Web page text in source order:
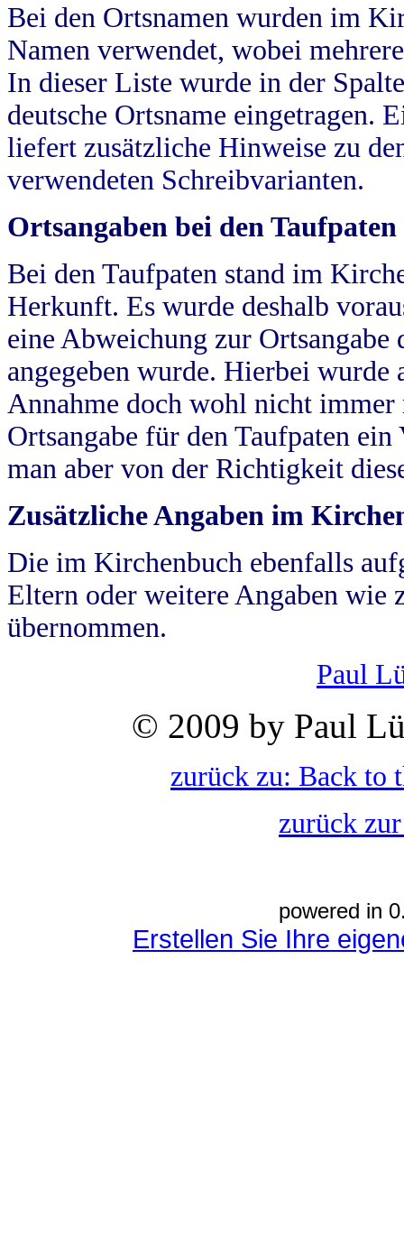
Bei den Ortsnamen wurden im
Namen verwendet, wobei
In dieser Liste wurde in der
deutsche Ortsname eingetragen.
liefert zusätzliche Hinweise zu
verwendeten Schreibvarianten.
Ortsangaben bei den Taufpaten
Bei den Taufpaten stand im
Herkunft. Es wurde deshalb
eine Abweichung zur
angegeben wurde. Hierbei wurde
Annahme doch wohl nicht
Ortsangabe für den Taufpaten
man aber von der Richtigkeit
Zusätzliche Angaben im
Die im Kirchenbuch ebenfalls
Eltern oder weitere Angaben wie
übernommen.
Paul
© 2009 by Paul
zurück zu: Back to
zurück
powered in
Erstellen Sie Ihre